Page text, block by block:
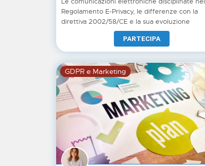
Regolamento E-Privacy, le differenze con la
direttiva 2002/58/CE e la sua evoluzione
PARTECIPA
GDPR e Marketing